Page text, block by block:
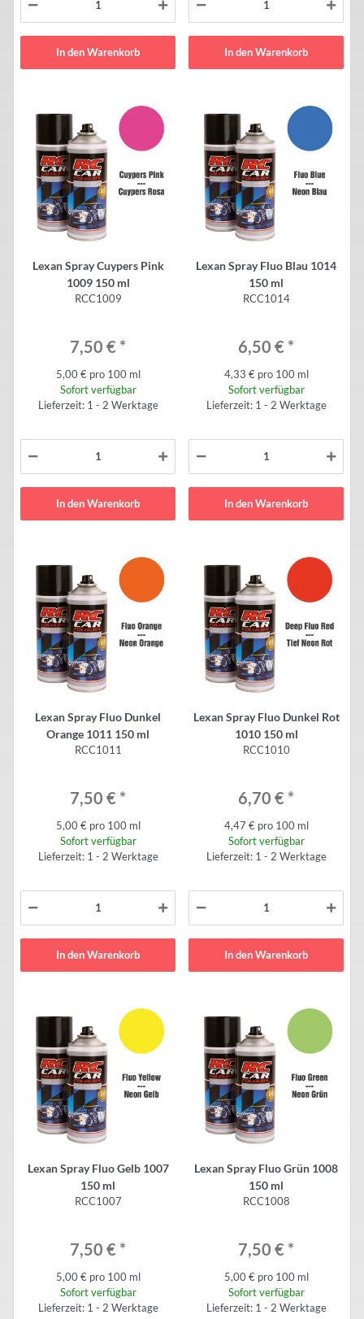
In den Warenkorb In den Warenkorb
Lexan Spray Cuypers Pink
1009 150 ml
RCC1009
7,50 € *
5,00 € pro 100 ml
Sofort verfügbar
Lieferzeit: 1 - 2 Werktage
In den Warenkorb
Lexan Spray Fluo Blau 1014
150 ml
RCC1014
6,50 € *
4,33 € pro 100 ml
Sofort verfügbar
Lieferzeit: 1 - 2 Werktage
In den Warenkorb
Lexan Spray Fluo Dunkel
Orange 1011 150 ml
RCC1011
7,50 € *
5,00 € pro 100 ml
Sofort verfügbar
Lieferzeit: 1 - 2 Werktage
In den Warenkorb
Lexan Spray Fluo Dunkel Rot
1010 150 ml
RCC1010
6,70 € *
4,47 € pro 100 ml
Sofort verfügbar
Lieferzeit: 1 - 2 Werktage
In den Warenkorb
Lexan Spray Fluo Gelb 1007
150 ml
RCC1007
7,50 € *
5,00 € pro 100 ml
Sofort verfügbar
Lieferzeit: 1 - 2 Werktage
Lexan Spray Fluo Grün 1008
150 ml
RCC1008
7,50 € *
5,00 € pro 100 ml
Sofort verfügbar
Lieferzeit: 1 - 2 Werktage